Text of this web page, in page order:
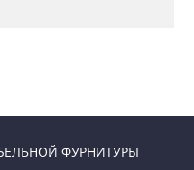
ФУРНИТУРЫ